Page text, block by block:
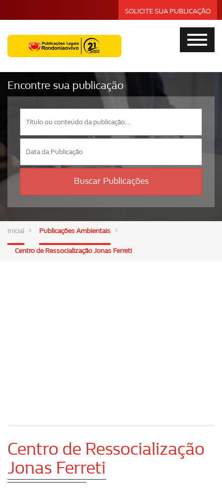
SOLICITE SUA PUBLICAÇÃO
Encontre sua publicação
Buscar Publicações
Inicial Publicações Ambientais
Centro de Ressocialização Jonas Ferreti
Centro de Ressocialização
Jonas Ferreti